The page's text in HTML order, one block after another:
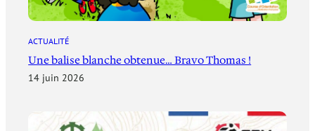
ACTUALITÉ
Une balise blanche obtenue… Bravo Thomas !
14 juin 2026